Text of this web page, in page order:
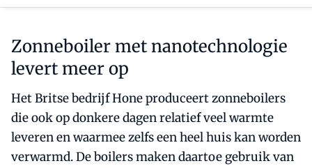
Zonneboiler met nanotechnologie
levert meer op
Het Britse bedrijf Hone produceert zonneboilers
die ook op donkere dagen relatief veel warmte
leveren en waarmee zelfs een heel huis kan worden
verwarmd. De boilers maken daartoe gebruik van